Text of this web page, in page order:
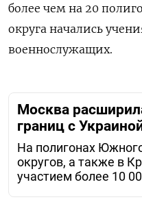
более чем на 20
округа начались
военнослужащих.
Москва
границ с
На полигонах
округов, а также в
участием более 10